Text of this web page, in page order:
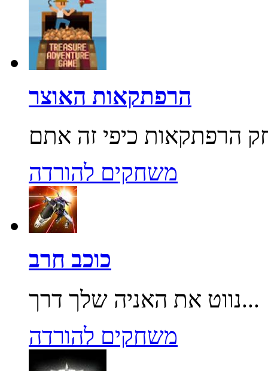
הרפתקאות האוצר
משחקים להורדה
כוכב חרב
נווט את האניה שלך דרך...
משחקים להורדה